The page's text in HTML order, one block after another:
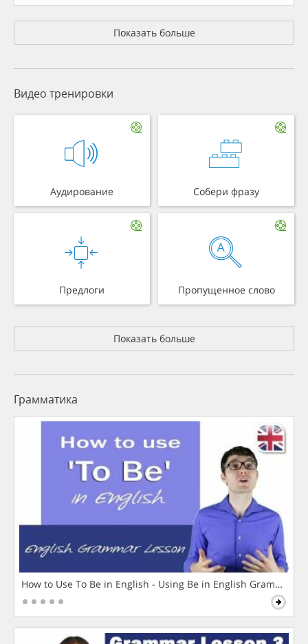
Показать больше
Видео тренировки
Аудирование Собери фразу
Предлоги Пропущенное слово
Показать больше
Грамматика
How to Use To Be in English - Using Be in English Grammar